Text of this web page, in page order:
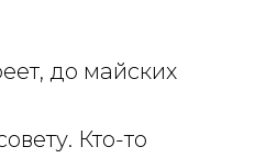
до майских
Кто-то